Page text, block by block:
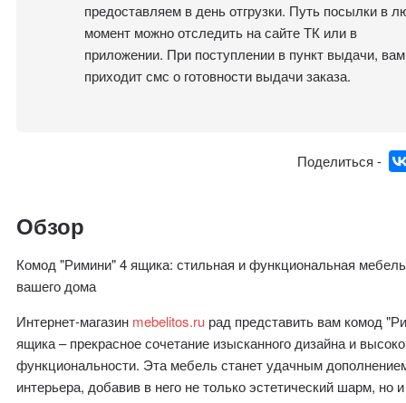
предоставляем в день отгрузки. Путь посылки в
момент можно отследить на сайте ТК или в
приложении. При поступлении в пункт выдачи, вам
приходит смс о готовности выдачи заказа.
Поделиться -
Обзор
Комод "Римини" 4 ящика: стильная и функциональная
вашего дома
Интернет-магазин mebelitos.ru рад представить вам комод
ящика – прекрасное сочетание изысканного дизайна и
функциональности. Эта мебель станет удачным
интерьера, добавив в него не только эстетический шарм, но и